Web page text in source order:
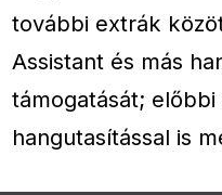
további extrák
Assistant és más
támogatását; előbbi
hangutasítással is